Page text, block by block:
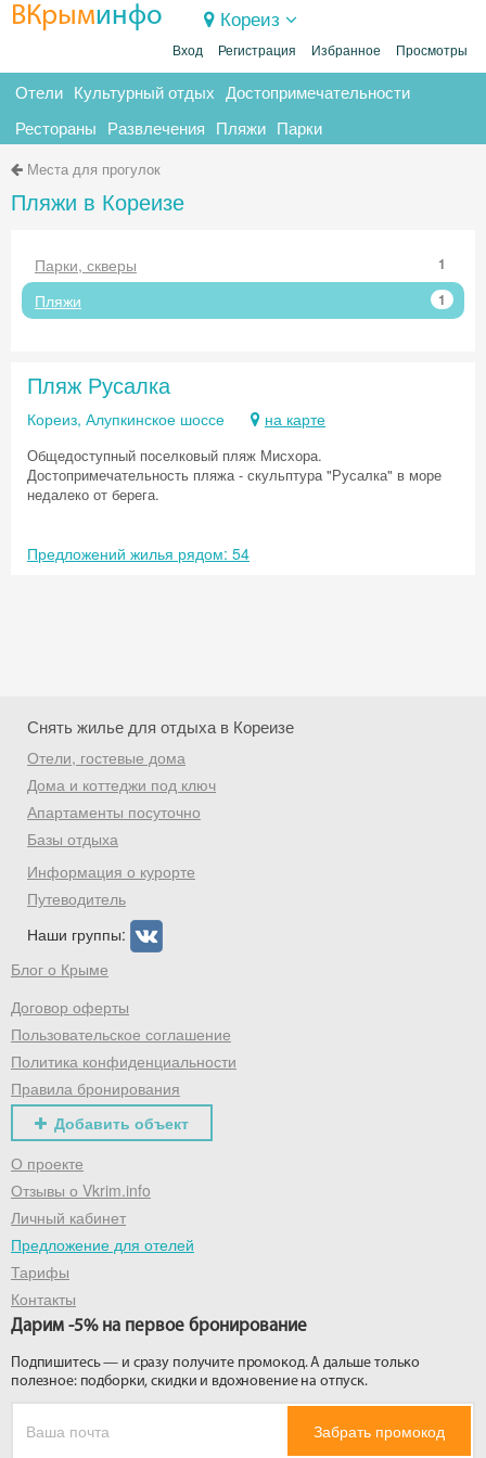
ВКрыминфо Кореиз
Вход Регистрация Избранное Просмотры
Отели Культурный отдых Достопримечательности
Рестораны Развлечения Пляжи Парки
Места для прогулок
Пляжи в Кореизе
Парки, скверы 1
Пляжи 1
Пляж Русалка
Кореиз, Алупкинское шоссе на карте
Общедоступный поселковый пляж Мисхора.
Достопримечательность пляжа - скульптура "Русалка" в море
недалеко от берега.
Предложений жилья рядом: 54
Снять жилье для отдыха в Кореизе
Отели, гостевые дома
Дома и коттеджи под ключ
Апартаменты посуточно
Базы отдыха
Информация о курорте
Путеводитель
Наши группы:
Блог о Крыме
Договор оферты
Пользовательское соглашение
Политика конфиденциальности
Правила бронирования
Добавить объект
О проекте
Отзывы о Vkrim.info
Личный кабинет
Предложение для отелей
Тарифы
Контакты
Дарим -5% на первое бронирование
Подпишитесь — и сразу получите промокод. А дальше только
полезное: подборки, скидки и вдохновение на отпуск.
Забрать промокод
Скидка −5%
Хочешь дешевле? Оставь почту и получи
промокод на первое бронирование!